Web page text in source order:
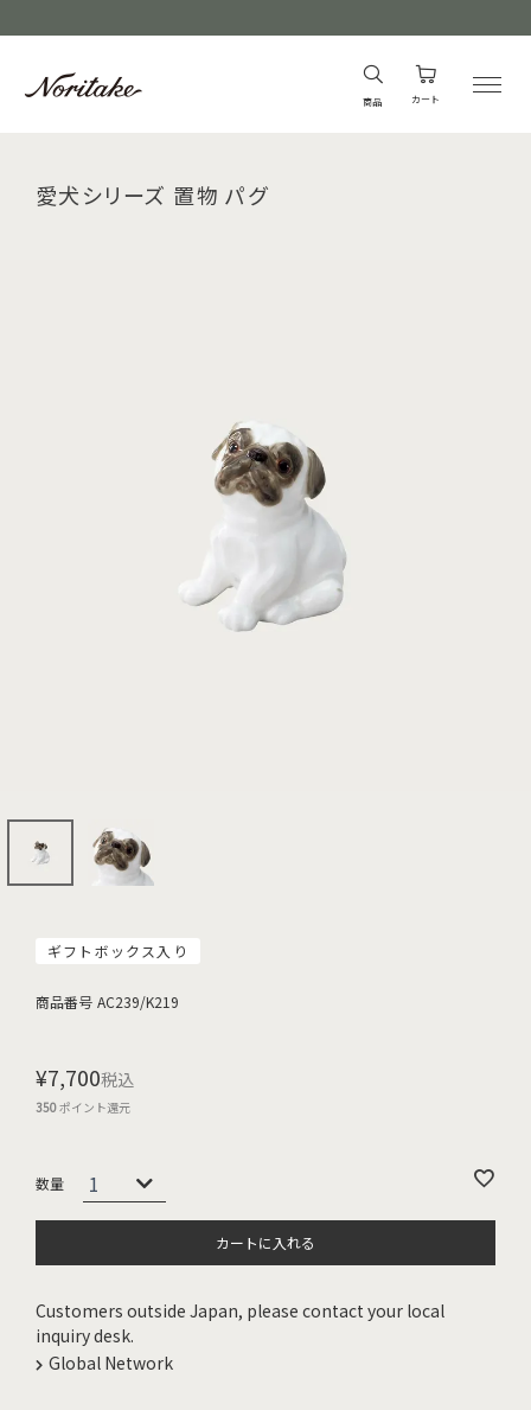
商品 カート
愛犬シリーズ 置物 パグ
ギフトボックス入り
商品番号 AC239/K219
¥7,700税込
350ポイント還元
カートに入れる
Customers outside Japan, please contact your local
inquiry desk.
Global Network